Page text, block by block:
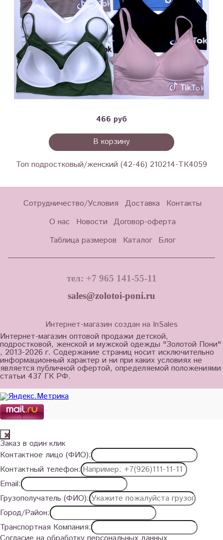
466 руб
В корзину
Топ подростковый/женский (42-46) 210214-ТК4059
Сотрудничество/Условия Доставка
Контакты
О нас
Новости Договор-оферта
Таблица размеров
Каталог Блог
тел: +7 965 141-55-11
sales@zolotoi-poni.ru
Интернет-магазин создан на InSales
Интернет-магазин оптовой продажи детской,
подростковой, женской и мужской одежды "Золотой Пони"
, 2013-2026 г. Содержание страниц носит исключительно
информационный характер и ни при каких условиях не
является публичной офертой, определяемой положениями
статьи 437 ГК РФ.
Заказ в один клик
Контактное лицо (ФИО):
Контактный телефон:
Email:
Грузополучатель (ФИО):
Город/Район:
Транспортная Компания: